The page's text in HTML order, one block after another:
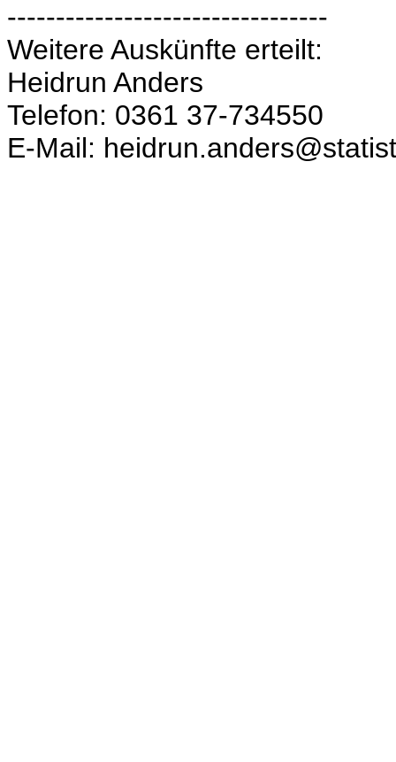
---------------------------------
Weitere Auskünfte erteilt:
Heidrun Anders
Telefon: 0361 37-734550
E-Mail: